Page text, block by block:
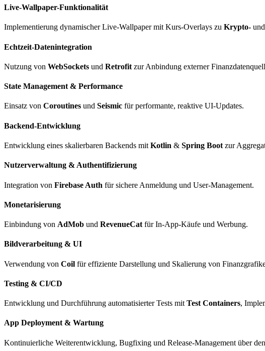
Live-Wallpaper-Funktionalität
Implementierung dynamischer Live-Wallpaper mit Kurs-Overlays zu Krypto- und
Echtzeit-Datenintegration
Nutzung von WebSockets und Retrofit zur Anbindung externer
State Management & Performance
Einsatz von Coroutines und Seismic für performante, reaktive UI-Updates.
Backend-Entwicklung
Entwicklung eines skalierbaren Backends mit Kotlin & Spring Boot zur
Nutzerverwaltung & Authentifizierung
Integration von Firebase Auth für sichere Anmeldung und User-Management.
Monetarisierung
Einbindung von AdMob und RevenueCat für In-App-Käufe und Werbung.
Bildverarbeitung & UI
Verwendung von Coil für effiziente Darstellung und Skalierung von
Testing & CI/CD
Entwicklung und Durchführung automatisierter Tests mit Test Containers,
App Deployment & Wartung
Kontinuierliche Weiterentwicklung, Bugfixing und Release-Management über